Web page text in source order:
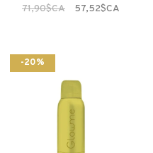
71,90$CA 57,52$CA
-20%